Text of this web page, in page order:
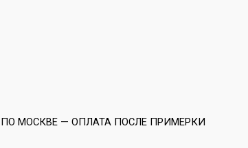
МОСКВЕ — ОПЛАТА ПОСЛЕ ПРИМЕРКИ